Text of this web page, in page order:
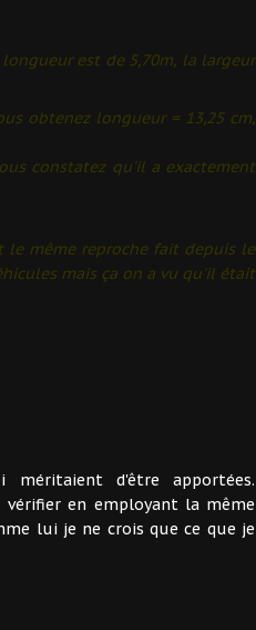
est de 5,70m, la largeur
obtenez longueur = 13,25 cm,
constatez qu'il a exactement
le même reproche fait depuis le
mais ça on a vu qu'il était
méritaient d'être apportées.
vérifier en employant la même
lui je ne crois que ce que je